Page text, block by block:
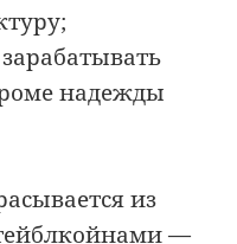
надежды
из
—